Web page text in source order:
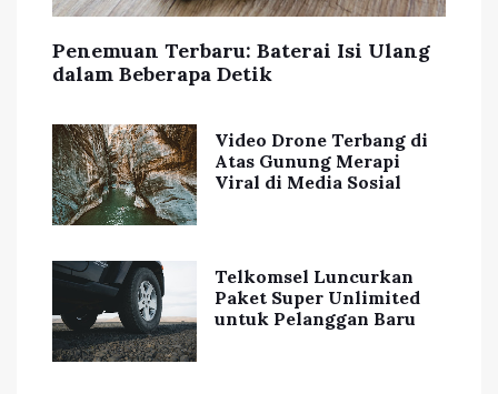
Penemuan Terbaru: Baterai Isi Ulang
dalam Beberapa Detik
Video Drone Terbang di
Atas Gunung Merapi
Viral di Media Sosial
Telkomsel Luncurkan
Paket Super Unlimited
untuk Pelanggan Baru